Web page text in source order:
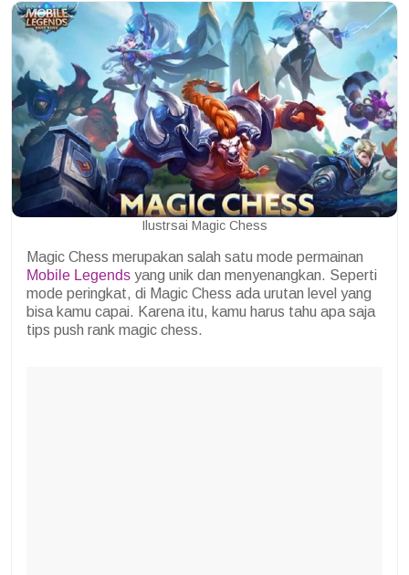
Ilustrsai Magic Chess
Magic Chess merupakan salah satu mode permainan
Mobile Legends yang unik dan menyenangkan. Seperti
mode peringkat, di Magic Chess ada urutan level yang
bisa kamu capai. Karena itu, kamu harus tahu apa saja
tips push rank magic chess.